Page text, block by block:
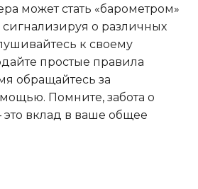
может стать «барометром»
о различных
к своему
простые правила
обращайтесь за
Помните, забота о
вклад в ваше общее